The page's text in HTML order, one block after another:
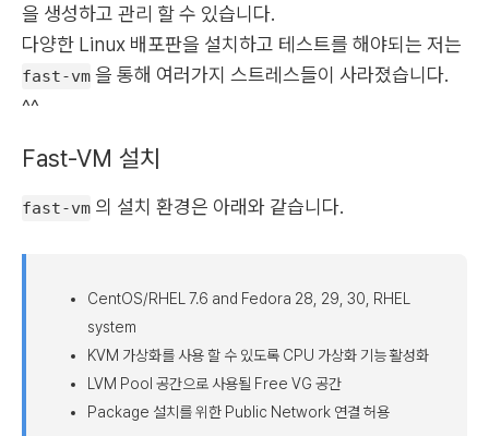
을 생성하고 관리 할 수 있습니다.
다양한 Linux 배포판을 설치하고 테스트를 해야되는 저는
fast-vm 을 통해 여러가지 스트레스들이 사라졌습니다.
^^
Fast-VM 설치
fast-vm 의 설치 환경은 아래와 같습니다.
CentOS/RHEL 7.6 and Fedora 28, 29, 30, RHEL
system
KVM 가상화를 사용 할 수 있도록 CPU 가상화 기능 활성화
LVM Pool 공간으로 사용될 Free VG 공간
Package 설치를 위한 Public Network 연결 허용